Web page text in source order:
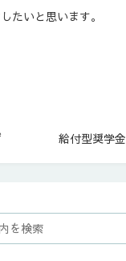
たいと思います。
給付型奨学金